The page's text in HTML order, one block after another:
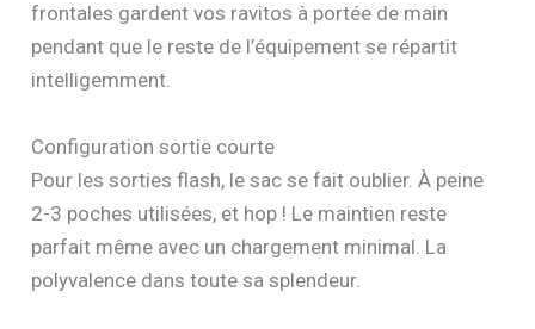
frontales gardent vos ravitos à portée de main
pendant que le reste de l’équipement se répartit
intelligemment.
Configuration sortie courte
Pour les sorties flash, le sac se fait oublier. À peine
2-3 poches utilisées, et hop ! Le maintien reste
parfait même avec un chargement minimal. La
polyvalence dans toute sa splendeur.